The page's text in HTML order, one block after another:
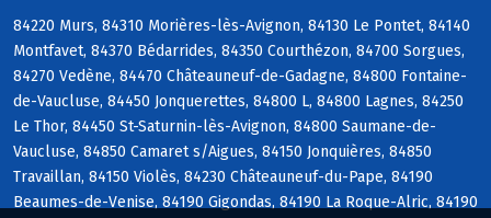
84220 Murs, 84310 Morières-lès-Avignon, 84130 Le Pontet, 84140
Montfavet, 84370 Bédarrides, 84350 Courthézon, 84700 Sorgues,
84270 Vedène, 84470 Châteauneuf-de-Gadagne, 84800 Fontaine-
de-Vaucluse, 84450 Jonquerettes, 84800 L, 84800 Lagnes, 84250
Le Thor, 84450 St-Saturnin-lès-Avignon, 84800 Saumane-de-
Vaucluse, 84850 Camaret s/Aigues, 84150 Jonquières, 84850
Travaillan, 84150 Violès, 84230 Châteauneuf-du-Pape, 84190
Beaumes-de-Venise, 84190 Gigondas, 84190 La Roque-Alric, 84190